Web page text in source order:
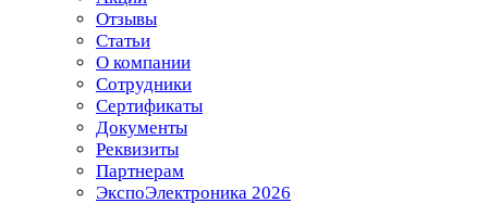
Отзывы
Статьи
О компании
Сотрудники
Сертификаты
Документы
Реквизиты
Партнерам
ЭкспоЭлектроника 2026